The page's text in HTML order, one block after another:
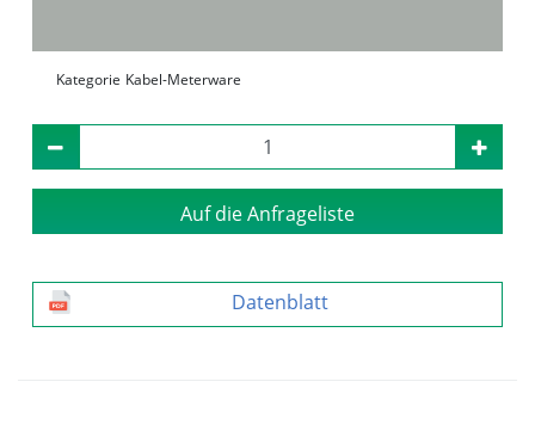
Kategorie Kabel-Meterware
Auf die Anfrageliste
Datenblatt